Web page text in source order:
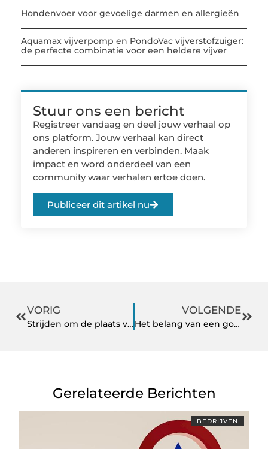
Hondenvoer voor gevoelige darmen en allergieën
Aquamax vijverpomp en PondoVac vijverstofzuiger:
de perfecte combinatie voor een heldere vijver
Stuur ons een bericht
Registreer vandaag en deel jouw verhaal op
ons platform. Jouw verhaal kan direct
anderen inspireren en verbinden. Maak
impact en word onderdeel van een
community waar verhalen ertoe doen.
Publiceer dit artikel nu
VORIG
Strijden om de plaats van je bedrijf
VOLGENDE
Het belang van een goede price monitoring tool voor jouw bedrijf!
Gerelateerde Berichten
BEDRIJVEN